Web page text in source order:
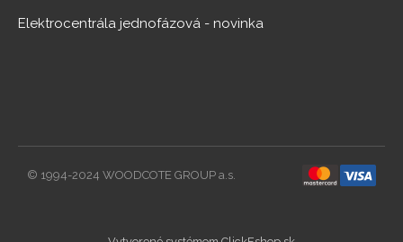
Elektrocentrála jednofázová - novinka
© 1994-2024 WOODCOTE GROUP a.s.